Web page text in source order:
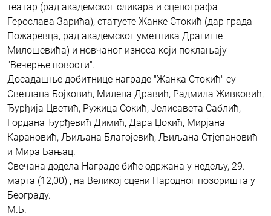
театар (рад академског сликара и сценографа
Герослава Зарића), статуете Жанке Стокић (дар града
Пожаревца, рад академског уметника Драгише
Милошевића) и новчаног износа који поклањају
"Вечерње новости".
Досадашње добитнице награде "Жанка Стокић" су
Светлана Бојковић, Милена Дравић, Радмила Живковић,
Ђурђија Цветић, Ружица Сокић, Јелисавета Саблић,
Гордана Ђурђевић Димић, Дара Џокић, Мирјана
Карановић, Љиљана Благојевић, Љиљана Стјепановић
и Мира Бањац.
Свечана додела Награде биће одржана у недељу, 29.
марта (12,00) , на Великој сцени Народног позоришта у
Београду.
М.Б.